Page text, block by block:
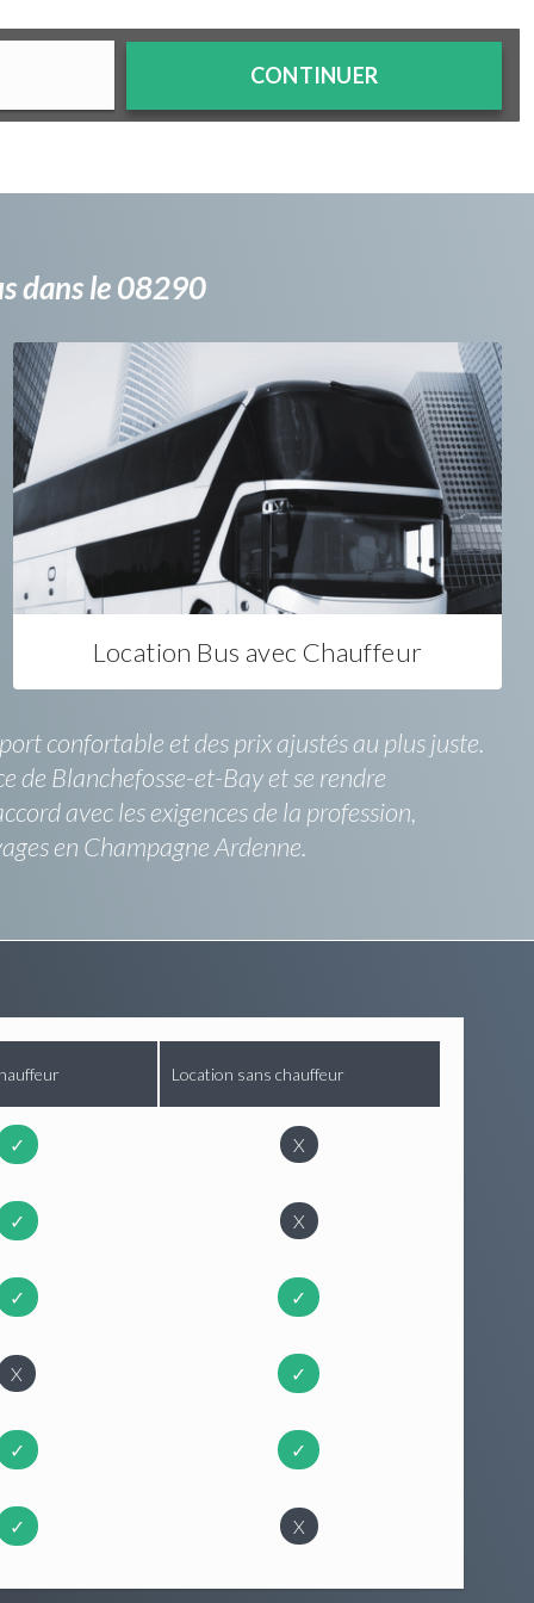
CONTINUER
dans le 08290
Location Bus avec Chauffeur
confortable et des prix ajustés au plus juste.
de Blanchefosse-et-Bay et se rendre
avec les exigences de la profession,
en Champagne Ardenne.
Location sans chauffeur
✓ X
✓ X
✓ ✓
X ✓
✓ ✓
✓ X